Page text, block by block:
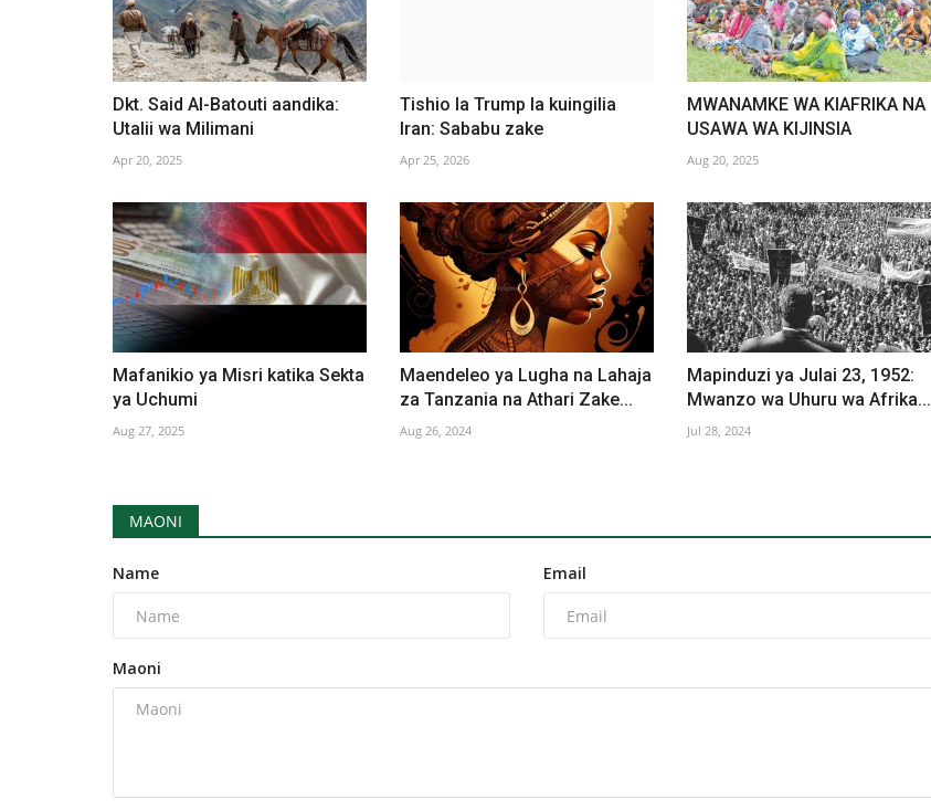
Dkt. Said Al-Batouti aandika:
Utalii wa Milimani
Apr 20, 2025
Tishio la Trump la kuingilia
Iran: Sababu zake
Apr 25, 2026
MWANAMKE WA KIAFRIKA NA
USAWA WA KIJINSIA
Aug 20, 2025
Mafanikio ya Misri katika Sekta
ya Uchumi
Aug 27, 2025
Maendeleo ya Lugha na Lahaja
za Tanzania na Athari Zake...
Aug 26, 2024
Mapinduzi ya Julai 23, 1952:
Mwanzo wa Uhuru wa Afrika...
Jul 28, 2024
MAONI
Name Email
Maoni